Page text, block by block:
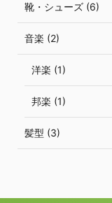
靴・シューズ (6)
音楽 (2)
洋楽 (1)
邦楽 (1)
髪型 (3)